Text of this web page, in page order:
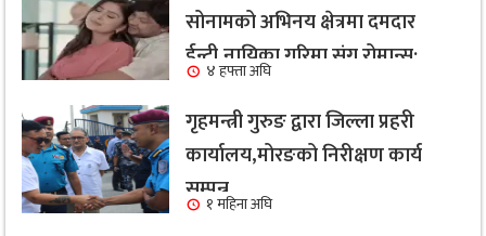
सोनामको अभिनय क्षेत्रमा दमदार
ईन्ट्री,नायिका गरिमा संग रोमान्स:
हेर्नुहोस भिडियो ।
४ हफ्ता अघि
गृहमन्त्री गुरुङ द्वारा जिल्ला प्रहरी
कार्यालय,मोरङको निरीक्षण कार्य
सम्पन्न१ महिना अघि